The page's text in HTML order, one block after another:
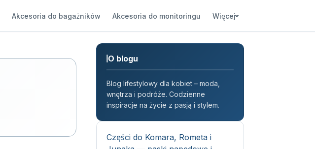
Akcesoria do bagażników Akcesoria do monitoringu Więcej
O blogu
Blog lifestylowy dla kobiet – moda,
wnętrza i podróże. Codzienne
inspiracje na życie z pasją i stylem.
Części do Komara, Rometa i